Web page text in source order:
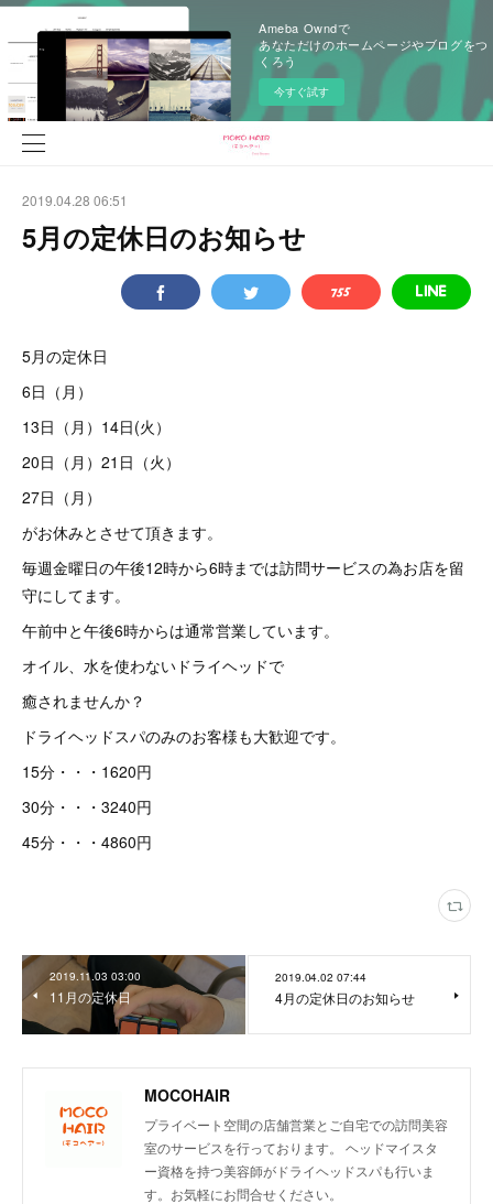
Ameba Owndで
あなただけのホームページやブログをつ
くろう
今すぐ試す
2019.04.28 06:51
5月の定休日のお知らせ
5月の定休日
6日（月）
13日（月）14日(火）
20日（月）21日（火）
27日（月）
がお休みとさせて頂きます。
毎週金曜日の午後12時から6時までは訪問サービスの為お店を留
守にしてます。
午前中と午後6時からは通常営業しています。
オイル、水を使わないドライヘッドで
癒されませんか？
ドライヘッドスパのみのお客様も大歓迎です。
15分・・・1620円
30分・・・3240円
45分・・・4860円
2019.11.03 03:00
11月の定休日
2019.04.02 07:44
4月の定休日のお知らせ
MOCOHAIR
プライベート空間の店舗営業とご自宅での訪問美容
室のサービスを行っております。 ヘッドマイスタ
ー資格を持つ美容師がドライヘッドスパも行いま
す。お気軽にお問合せください。